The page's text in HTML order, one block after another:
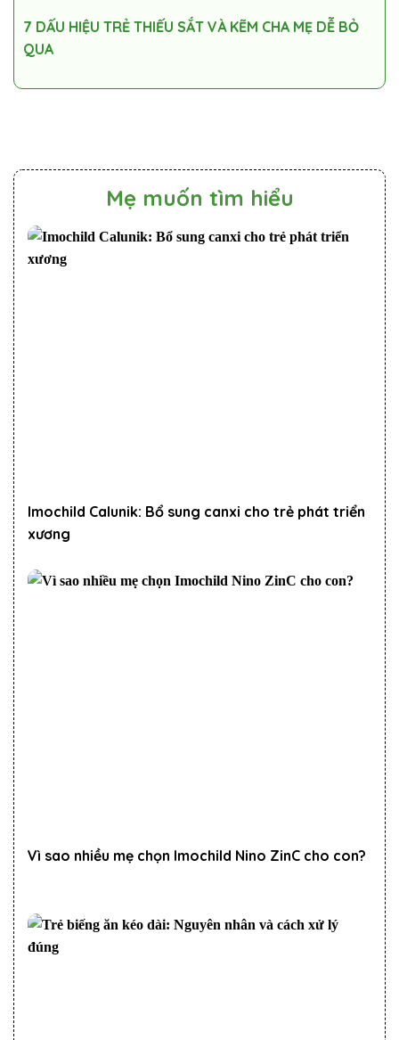
7 DẤU HIỆU TRẺ THIẾU SẮT VÀ KẼM CHA MẸ DỄ BỎ
QUA
Mẹ muốn tìm hiểu
Imochild Calunik: Bổ sung canxi cho trẻ phát triển
xương
Vì sao nhiều mẹ chọn Imochild Nino ZinC cho con?